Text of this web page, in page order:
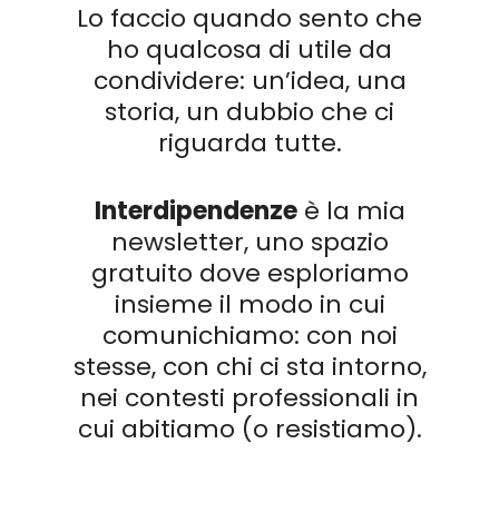
Lo faccio quando sento che
ho qualcosa di utile da
condividere: un’idea, una
storia, un dubbio che ci
riguarda tutte.
Interdipendenzeè la mia
newsletter, uno spazio
gratuito dove esploriamo
insieme il modo in cui
comunichiamo: con noi
stesse, con chi ci sta intorno,
nei contesti professionali in
cui abitiamo (o resistiamo).